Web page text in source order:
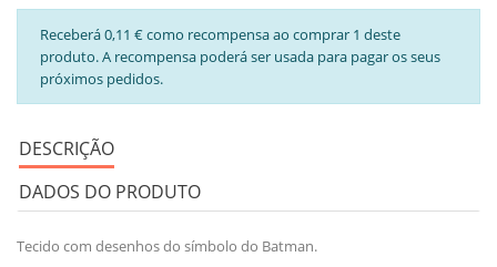
Receberá 0,11 € como recompensa ao comprar 1 deste
produto. A recompensa poderá ser usada para pagar os seus
próximos pedidos.
DESCRIÇÃO
DADOS DO PRODUTO
Tecido com desenhos do símbolo do Batman.